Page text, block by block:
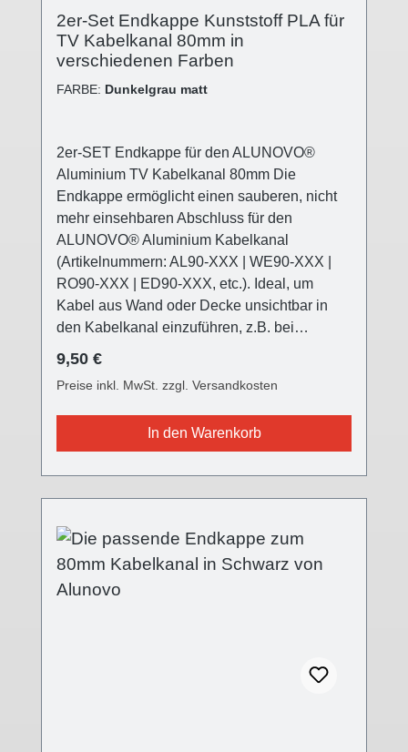
2er-Set Endkappe Kunststoff PLA für
TV Kabelkanal 80mm in
verschiedenen Farben
FARBE: Dunkelgrau matt
2er-SET Endkappe für den ALUNOVO®
Aluminium TV Kabelkanal 80mm Die
Endkappe ermöglicht einen sauberen, nicht
mehr einsehbaren Abschluss für den
ALUNOVO® Aluminium Kabelkanal
(Artikelnummern: AL90-XXX | WE90-XXX |
RO90-XXX | ED90-XXX, etc.). Ideal, um
Kabel aus Wand oder Decke unsichtbar in
den Kabelkanal einzuführen, z.B. bei
Stromaustritt angebracht werden können (z.B.
versetzter Esstisch, usw.) Die ALUNOVO®
TV Kabelkanal Endkappe ist in drei
verschiedenen Oberflächen farblich passend
modernen Akzent. Die Front ist nun mit einer
Feinstruktur versehen, die
Oberflächenqualität wurde mit der V2 stark
verbessert, der Einsteckflansch komplett
geändert. Die Endkappe wird auf das offene
Ende des Kabelkanals aufgesteckt.
geschlossen- Stecksystem- Kunststoff PLA
Regulärer Preis:
9,50 €
Preise inkl. MwSt. zzgl. Versandkosten
In den Warenkorb